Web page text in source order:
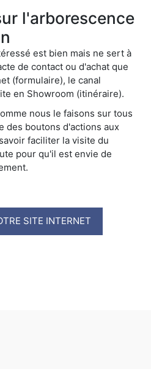
l'arborescence
est bien mais ne sert à
de contact ou d'achat que
(formulaire), le canal
en Showroom (itinéraire).
nous le faisons sur tous
des boutons d'actions aux
faciliter la visite du
pour qu'il est envie de
SITE INTERNET